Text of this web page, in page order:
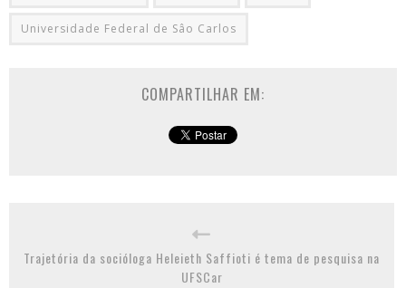
Universidade Federal de Sâo Carlos
COMPARTILHAR EM:
Trajetória da socióloga Heleieth Saffioti é tema de pesquisa na
UFSCar